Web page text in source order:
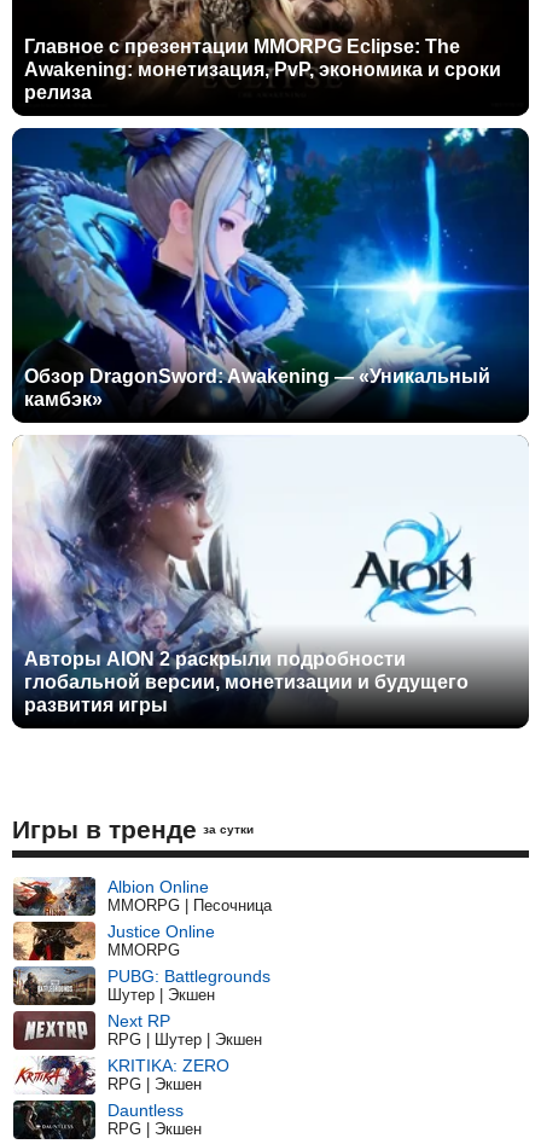
Главное с презентации MMORPG Eclipse: The
Awakening: монетизация, PvP, экономика и сроки
релиза
Обзор DragonSword: Awakening — «Уникальный
камбэк»
Авторы AION 2 раскрыли подробности
глобальной версии, монетизации и будущего
развития игры
Игры в тренде за сутки
Albion Online
MMORPG | Песочница
Justice Online
MMORPG
PUBG: Battlegrounds
Шутер | Экшен
Next RP
RPG | Шутер | Экшен
KRITIKA: ZERO
RPG | Экшен
Dauntless
RPG | Экшен